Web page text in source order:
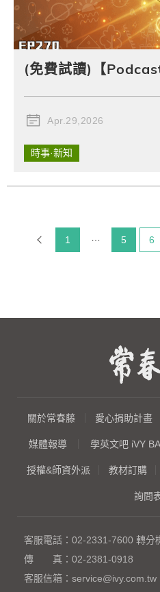
時事·新知
Apr.29,2026
1 5 目
6
關於常春藤 愛心捐助計畫
媒體報導 學英文吧 iVY
授權&師資外派 教材訂購
詢問
客服電話： 02-2331-7600 轉分
傳 真： 02-2381-0918
客服信箱： service@ivy.com.tw